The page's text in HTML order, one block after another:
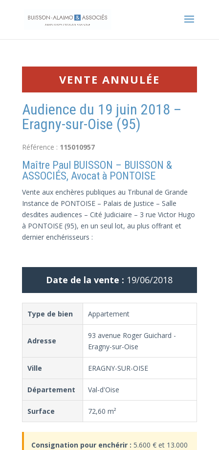
VENTE ANNULÉE
Audience du 19 juin 2018 –
Eragny-sur-Oise (95)
Référence : 115010957
Maître Paul BUISSON – BUISSON &
ASSOCIÉS, Avocat à PONTOISE
Vente aux enchères publiques au Tribunal de Grande
Instance de PONTOISE – Palais de Justice – Salle
desdites audiences – Cité Judiciaire – 3 rue Victor Hugo
à PONTOISE (95), en un seul lot, au plus offrant et
dernier enchérisseurs :
Date de la vente : 19/06/2018
Type de bien Appartement
Adresse
93 avenue Roger Guichard -
Eragny-sur-Oise
Ville ERAGNY-SUR-OISE
Département Val-d'Oise
Surface 72,60 m²
Consignation pour enchérir : 5.600 € et 13.000